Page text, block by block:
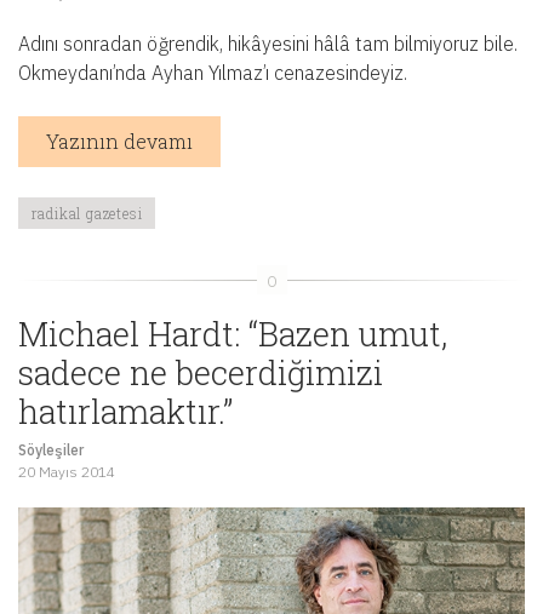
Adını sonradan öğrendik, hikâyesini hâlâ tam bilmiyoruz bile.
Okmeydanı’nda Ayhan Yılmaz’ı cenazesindeyiz.
Yazının devamı
radikal gazetesi
Michael Hardt: “Bazen umut,
sadece ne becerdiğimizi
hatırlamaktır.”
Söyleşiler
20 Mayıs 2014